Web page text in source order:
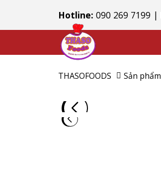
Hotline: 090 269 7199 |
THASOFOODS Sản phẩm